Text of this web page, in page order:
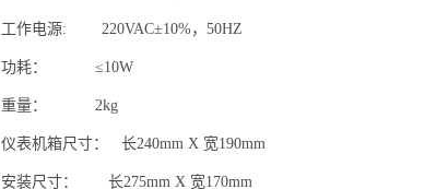
工作电源: 220VAC±10%，50HZ
功耗： ≤10W
重量： 2kg
仪表机箱尺寸： 长240mm X 宽190mm
安装尺寸： 长275mm X 宽170mm